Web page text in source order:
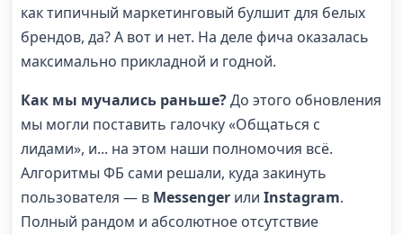
как типичный маркетинговый булшит для белых
брендов, да? А вот и нет. На деле фича оказалась
максимально прикладной и годной.
Как мы мучались раньше?До этого обновления
мы могли поставить галочку «Общаться с
лидами», и... на этом наши полномочия всё.
Алгоритмы ФБ сами решали, куда закинуть
пользователя — в Messenger или Instagram.
Полный рандом и абсолютное отсутствие